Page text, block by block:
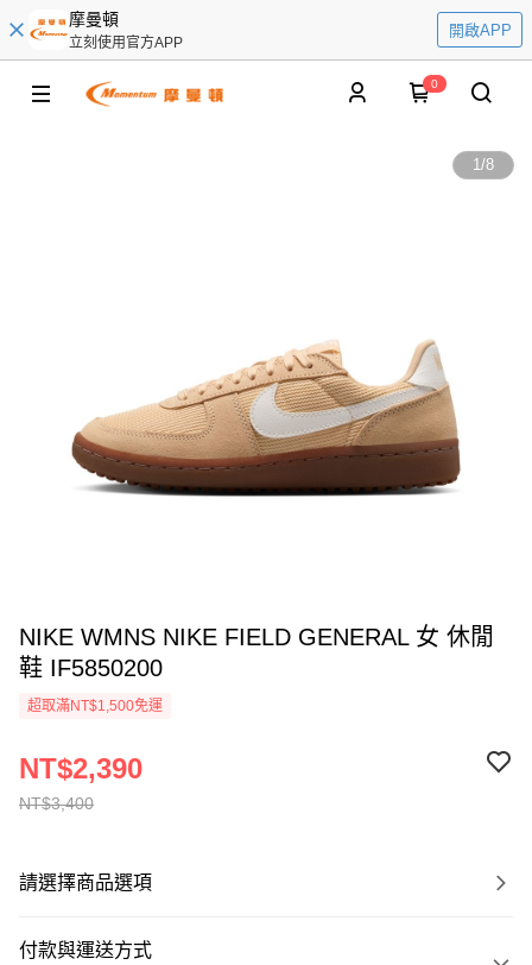
摩曼頓
立刻使用官方APP
開啟APP
0
1/8
NIKE WMNS NIKE FIELD GENERAL 女 休閒
鞋 IF5850200
超取滿NT$1,500免運
NT$3,400
NT$2,390
請選擇商品選項
付款與運送方式